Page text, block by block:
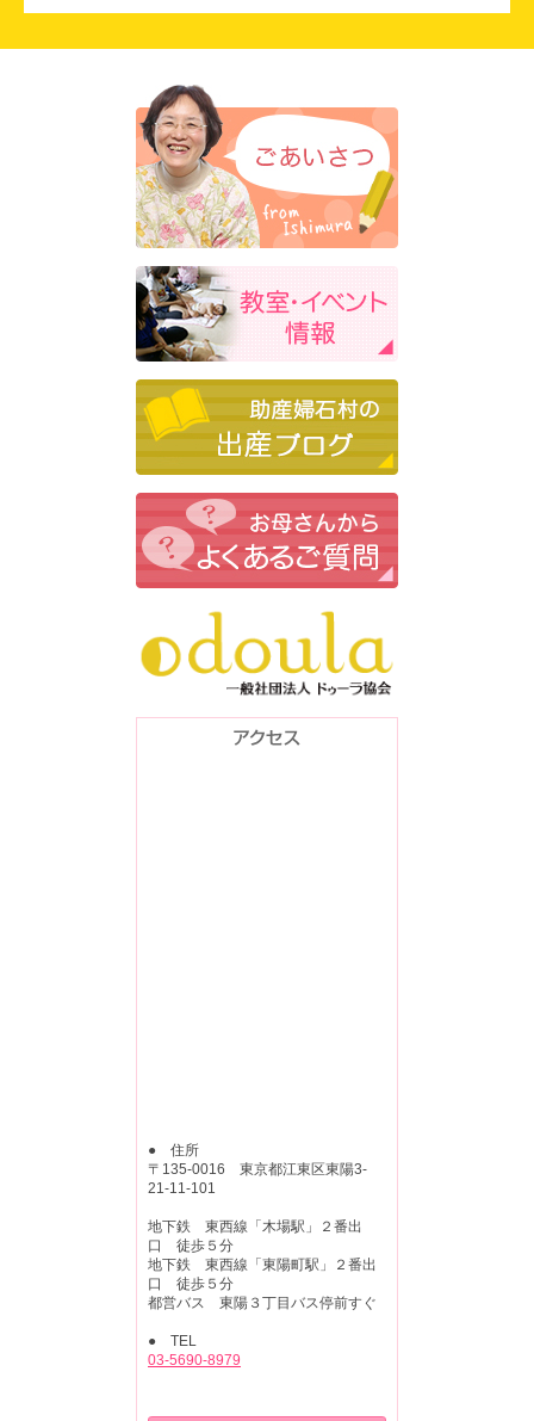
● 住所
〒135-0016 東京都江東区東陽3-
21-11-101
地下鉄 東西線「木場駅」２番出
口 徒歩５分
地下鉄 東西線「東陽町駅」２番出
口 徒歩５分
都営バス 東陽３丁目バス停前すぐ
● TEL
03-5690-8979